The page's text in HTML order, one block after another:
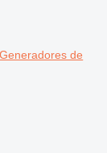
Generadores de